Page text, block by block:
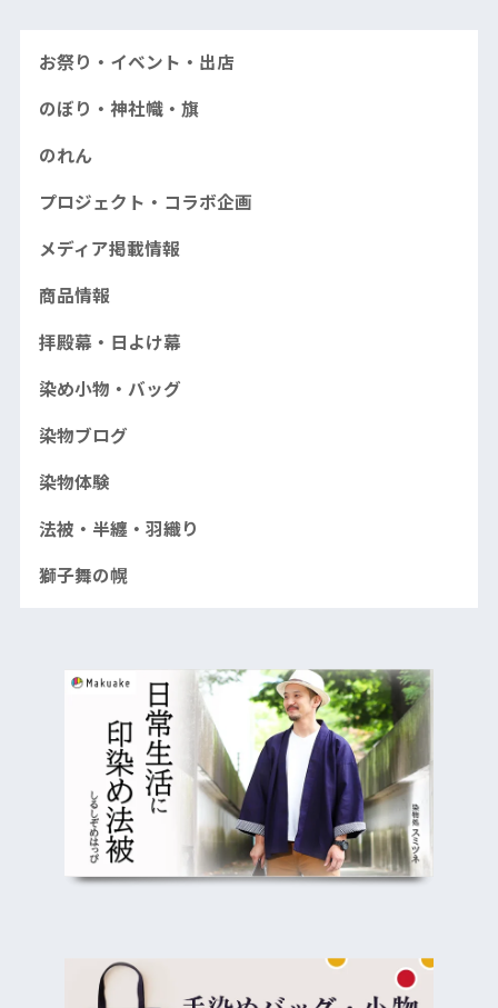
お祭り・イベント・出店
のぼり・神社幟・旗
のれん
プロジェクト・コラボ企画
メディア掲載情報
商品情報
拝殿幕・日よけ幕
染め小物・バッグ
染物ブログ
染物体験
法被・半纏・羽織り
獅子舞の幌